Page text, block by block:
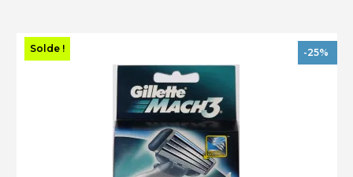
Solde ! -25%